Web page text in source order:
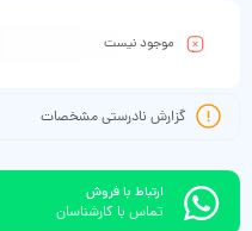
موجود نیست
گزارش نادرستی مشخصات
ارتباط با فروش
تماس با کارشناسان